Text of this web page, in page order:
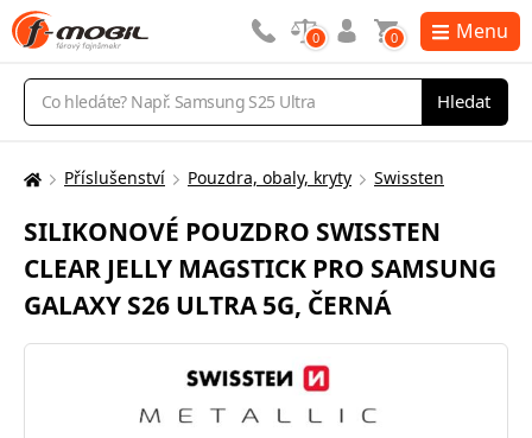
Vyhledávání
Hledat
0 0 Menu
Zde
nacházíte:
Příslušenství Pouzdra, obaly, kryty Swissten
SILIKONOVÉ POUZDRO SWISSTEN
CLEAR JELLY MAGSTICK PRO SAMSUNG
GALAXY S26 ULTRA 5G, ČERNÁ